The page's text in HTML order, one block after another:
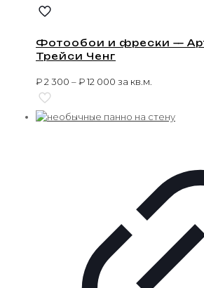
Фотообои и фрески —
Трейси Ченг
₽2 300 –₽12 000 за кв.м.